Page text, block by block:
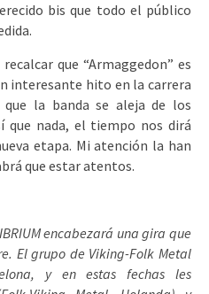
bis que todo el público
que “Armaggedon” es
interesante hito en la carrera
que la banda se aleja de los
que nada, el tiempo nos dirá
etapa. Mi atención la han
que estar atentos.
encabezará una gira que
El grupo de Viking-Folk Metal
y en estas fechas les